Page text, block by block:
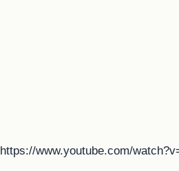
https://www.youtube.com/